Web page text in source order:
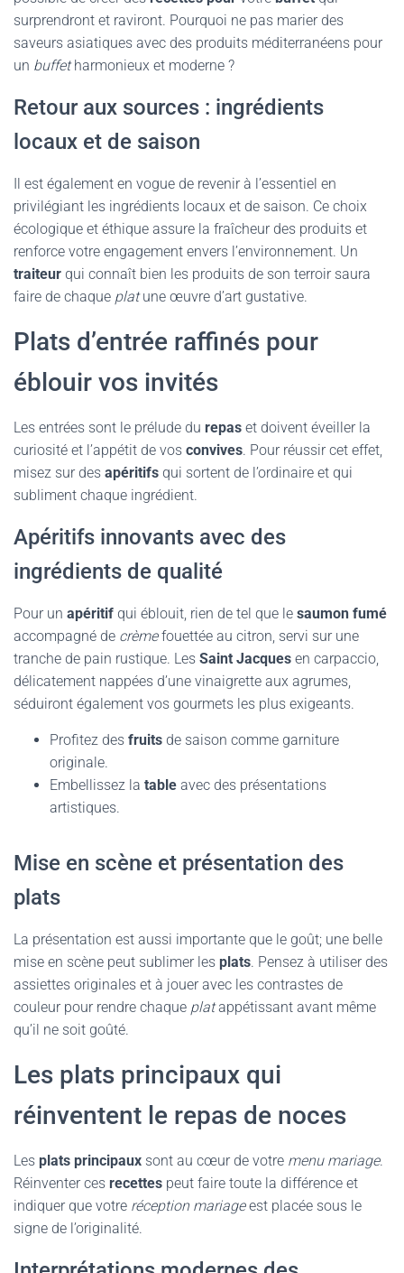
surprendront et raviront. Pourquoi ne pas marier des
saveurs asiatiques avec des produits méditerranéens pour
un buffetharmonieux et moderne ?
Retour aux sources : ingrédients
locaux et de saison
Il est également en vogue de revenir à l’essentiel en
privilégiant les ingrédients locaux et de saison. Ce choix
écologique et éthique assure la fraîcheur des produits et
renforce votre engagement envers l’environnement. Un
traiteur qui connaît bien les produits de son terroir saura
faire de chaque platune œuvre d’art gustative.
Plats d’entrée raffinés pour
éblouir vos invités
Les entrées sont le prélude du repas et doivent éveiller la
curiosité et l’appétit de vos convives. Pour réussir cet effet,
misez sur des apéritifs qui sortent de l’ordinaire et qui
subliment chaque ingrédient.
Apéritifs innovants avec des
ingrédients de qualité
Pour un apéritif qui éblouit, rien de tel que le saumon fumé
accompagné de crèmefouettée au citron, servi sur une
tranche de pain rustique. Les Saint Jacques en carpaccio,
délicatement nappées d’une vinaigrette aux agrumes,
séduiront également vos gourmets les plus exigeants.
Profitez des fruits de saison comme garniture
originale.
Embellissez la table avec des présentations
artistiques.
Mise en scène et présentation des
plats
La présentation est aussi importante que le goût; une belle
mise en scène peut sublimer les plats. Pensez à utiliser des
assiettes originales et à jouer avec les contrastes de
couleur pour rendre chaque platappétissant avant même
qu’il ne soit goûté.
Les plats principaux qui
réinventent le repas de noces
Les plats principaux sont au cœur de votre menu mariage.
Réinventer ces recettes peut faire toute la différence et
indiquer que votre réception mariageest placée sous le
signe de l’originalité.